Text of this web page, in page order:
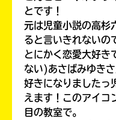
とです！
元は児童小説の高杉
ると言いきれないの
とにかく恋愛大好き
ない)あさばみゆき
好きになりましたっ
えます！このアイコ
目の教室で。